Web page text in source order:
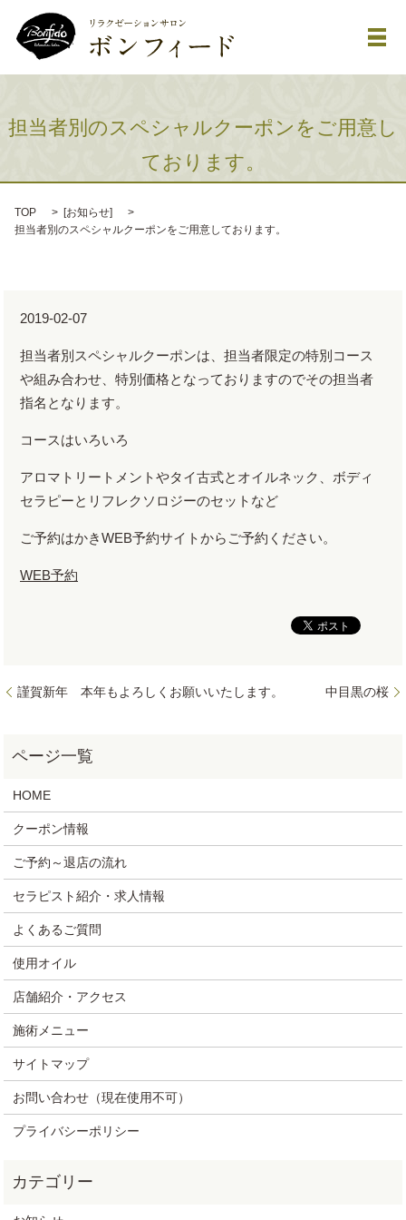
メ
担当者別のスペシャルクーポンをご用意し
ております。
TOP [お知らせ]
担当者別のスペシャルクーポンをご用意しております。
2019-02-07
担当者別スペシャルクーポンは、担当者限定の特別コース
や組み合わせ、特別価格となっておりますのでその担当者
指名となります。
コースはいろいろ
アロマトリートメントやタイ古式とオイルネック、ボディ
セラピーとリフレクソロジーのセットなど
ご予約はかきWEB予約サイトからご予約ください。
WEB予約
謹賀新年 本年もよろしくお願いいたします。 中目黒の桜
HOME
クーポン情報
ご予約～退店の流れ
セラピスト紹介・求人情報
よくあるご質問
使用オイル
店舗紹介・アクセス
施術メニュー
サイトマップ
お問い合わせ（現在使用不可）
プライバシーポリシー